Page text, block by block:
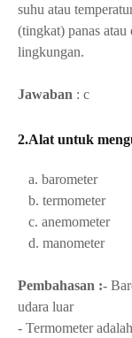
suhu atau
(tingkat) panas
lingkungan.
Jawaban : c
2.Alat untuk
a. barometer
b. termometer
c. anemometer
d. manometer
Pembahasan :-
udara luar
- Termometer